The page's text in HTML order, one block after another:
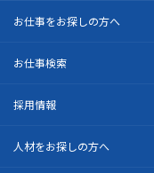
お仕事をお探しの方へ
お仕事検索
採用情報
人材をお探しの方へ